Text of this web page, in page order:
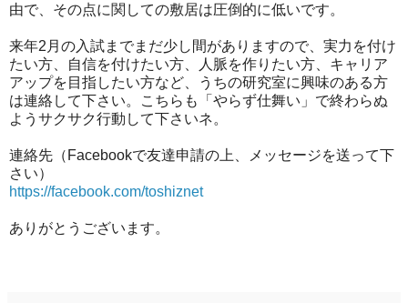
由で、その点に関しての敷居は圧倒的に低いです。
来年2月の入試までまだ少し間がありますので、実力を付け
たい方、自信を付けたい方、人脈を作りたい方、キャリア
アップを目指したい方など、うちの研究室に興味のある方
は連絡して下さい。こちらも「やらず仕舞い」で終わらぬ
ようサクサク行動して下さいネ。
連絡先（Facebookで友達申請の上、メッセージを送って下
さい）
https://facebook.com/toshiznet
ありがとうございます。